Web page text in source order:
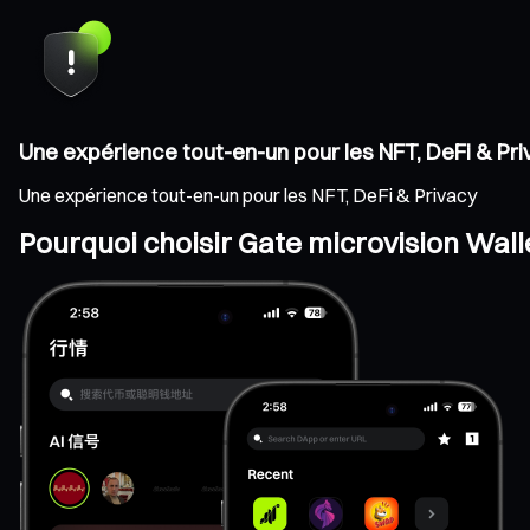
Une expérience tout-en-un pour les NFT, DeFi &
Une expérience tout-en-un pour les NFT, DeFi & Privacy
Pourquoi choisir Gate microvision